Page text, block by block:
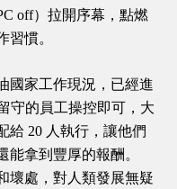
off）拉開序幕，點燃
習慣。
國家工作現況，已經進
守的員工操控即可，大
給 20 人執行，讓他們
能拿到豐厚的報酬。
壞處，對人類發展無疑